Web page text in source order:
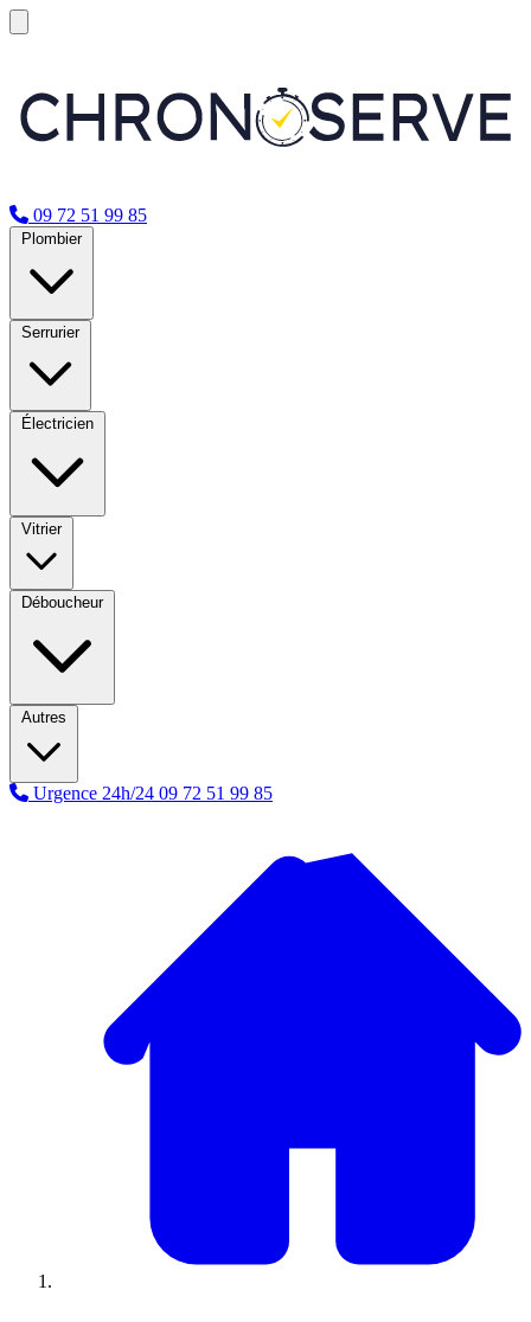
09 72 51 99 85
Plombier
Serrurier
Électricien
Vitrier
Déboucheur
Autres
Urgence 24h/24 09 72 51 99 85